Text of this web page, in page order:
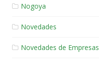
Nogoya
Novedades
Novedades de Empresas